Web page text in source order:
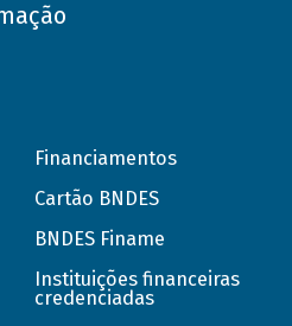
Financiamentos
Cartão BNDES
BNDES Finame
Instituições financeiras
credenciadas